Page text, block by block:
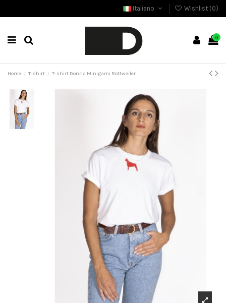
Italiano Wishlist (0)
0
Home T-shirt T-shirt Donna Minigami Rottweiler